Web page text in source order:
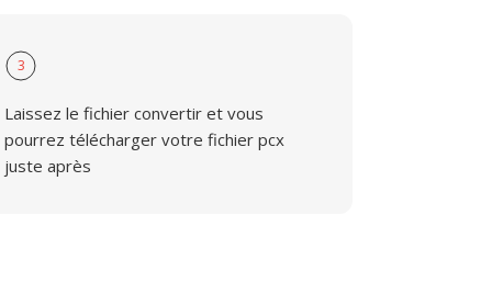
3
Laissez le fichier convertir et vous
pourrez télécharger votre fichier pcx
juste après